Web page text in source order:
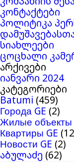
კონტაქტები
პოლიტიკა
სიახლეები
ცოცხალი
არქივები
იანვარი 2024
კატეგორიები
Batumi (459)
Города GE (2)
Жилые объекты
Квартиры GE
Новости GE (2)
აბულაძე (62)